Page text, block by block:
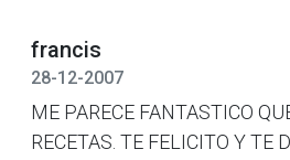
francis
28-12-2007
ME PARECE FANTASTICO
RECETAS. TE FELICITO Y TE